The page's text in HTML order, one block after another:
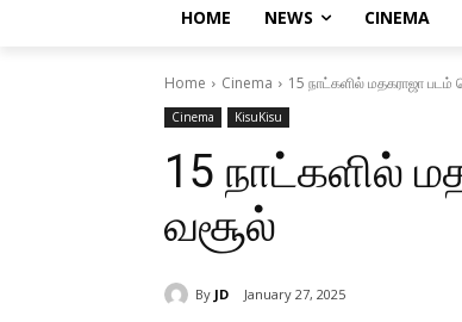
HOME NEWS CINEMA
Home Cinema 15 நாட்களில் மதகராஜா
Cinema KisuKisu
15 நாட்களில்
வசூல்
By JD January 27, 2025